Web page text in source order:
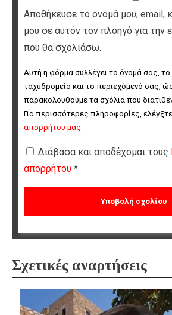
Αποθήκευσε το όνομά μου, email,
μου σε αυτόν τον πλοηγό για την
που θα σχολιάσω.
Αυτή η φόρμα συλλέγει το όνομά σας, το
ταχυδρομείο και το περιεχόμενό σας,
παρακολουθούμε τα σχόλια που
Για περισσότερες πληροφορίες,
απορρήτου μας.
Διάβασα και αποδέχομαι τους
απορρήτου *
Σχετικές αναρτήσεις